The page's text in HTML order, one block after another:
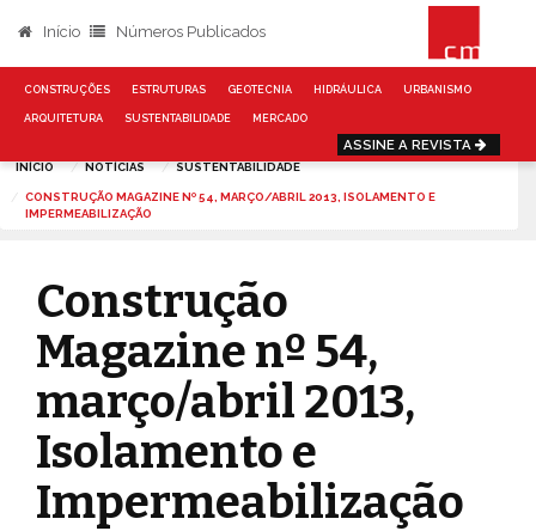
Início Números Publicados
CONSTRUÇÕES ESTRUTURAS GEOTECNIA HIDRÁULICA URBANISMO
ARQUITETURA SUSTENTABILIDADE MERCADO
ASSINE A REVISTA
INÍCIO NOTÍCIAS SUSTENTABILIDADE
CONSTRUÇÃO MAGAZINE Nº 54, MARÇO/ABRIL 2013, ISOLAMENTO E
IMPERMEABILIZAÇÃO
Construção
Magazine nº 54,
março/abril 2013,
Isolamento e
Impermeabilização